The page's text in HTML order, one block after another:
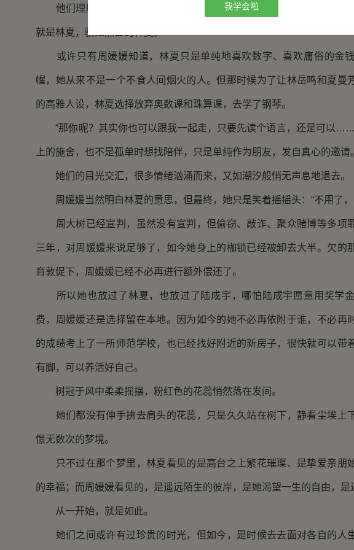
他们理所应当地设想着，林夏是抱有怎样的目的，却忘了林夏不仅
就是林夏，骄如烈日的林夏。
或许只有周媛媛知道，林夏只是单纯地喜欢数字、喜欢庸俗的金
幄，她从来不是一个不食人间烟火的人。但那时候为了让林岳鸣和夏曼
的高雅人设，林夏选择放弃奥数课和珠算课，去学了钢琴。
“那你呢？其实你也可以跟我一起走，只要先读个语言，还是可以
上的施舍，也不是孤单时想找陪伴，只是单纯作为朋友，发自真心的邀请
她们的目光交汇，很多情绪汹涌而来，又如潮汐般悄无声息地退去。
周媛媛当然明白林夏的意思，但最终，她只是笑着摇摇头：“不用了，
周大树已经宣判，虽然没有宣判，但偷窃、敲诈、聚众赌博等多项
三年，对周媛媛来说足够了，如今她身上的枷锁已经被卸去大半。欠的
育敦促下，周媛媛已经不必再进行额外偿还了。
所以她也放过了林夏，也放过了陆成宇，哪怕陆成宇愿意用奖学
费，周媛媛还是选择留在本地。因为如今的她不必再依附于谁，不必再
的成绩考上了一所师范学校，也已经找好附近的新房子，很快就可以带
有脚，可以养活好自己。
树冠于风中柔柔摇摆，粉红色的花蕊悄然落在发间。
她们都没有伸手拂去肩头的花蕊，只是久久站在树下，静看尘埃上
憬无数次的梦境。
只不过在那个梦里，林夏看见的是高台之上繁花璀璨、是挚爱亲朋
的幸福；而周媛媛看见的，是遥远陌生的彼岸，是她渴望一生的自由，是
从一开始，就是如此。
她们之间或许有过珍贵的时光，但如今，是时候去去面对各自的人
我学会啦